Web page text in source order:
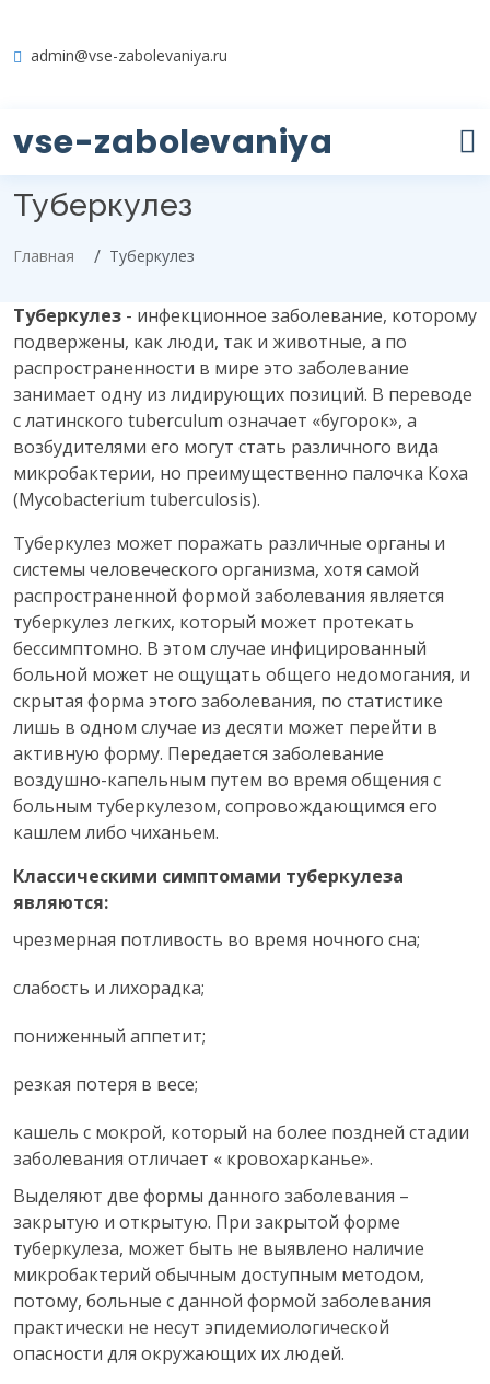
admin@vse-zabolevaniya.ru
vse-zabolevaniya
Туберкулез
Главная Туберкулез
Туберкулез - инфекционное заболевание, которому
подвержены, как люди, так и животные, а по
распространенности в мире это заболевание
занимает одну из лидирующих позиций. В переводе
с латинского tuberculum означает «бугорок», а
возбудителями его могут стать различного вида
микробактерии, но преимущественно палочка Коха
(Mycobacterium tuberculosis).
Туберкулез может поражать различные органы и
системы человеческого организма, хотя самой
распространенной формой заболевания является
туберкулез легких, который может протекать
бессимптомно. В этом случае инфицированный
больной может не ощущать общего недомогания, и
скрытая форма этого заболевания, по статистике
лишь в одном случае из десяти может перейти в
активную форму. Передается заболевание
воздушно-капельным путем во время общения с
больным туберкулезом, сопровождающимся его
кашлем либо чиханьем.
Классическими симптомами туберкулеза
являются:
чрезмерная потливость во время ночного сна;
слабость и лихорадка;
пониженный аппетит;
резкая потеря в весе;
кашель с мокрой, который на более поздней стадии
заболевания отличает « кровохарканье».
Выделяют две формы данного заболевания –
закрытую и открытую. При закрытой форме
туберкулеза, может быть не выявлено наличие
микробактерий обычным доступным методом,
потому, больные с данной формой заболевания
практически не несут эпидемиологической
опасности для окружающих их людей.